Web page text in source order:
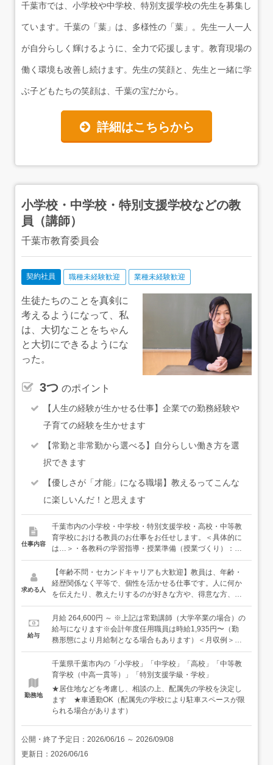
千葉市では、小学校や中学校、特別支援学校の先生を募集し
ています。千葉の「葉」は、多様性の「葉」。先生一人一人
が自分らしく輝けるように、全力で応援します。教育現場の
働く環境も改善し続けます。先生の笑顔と、先生と一緒に学
ぶ子どもたちの笑顔は、千葉の宝だから。
詳細はこちらから
小学校・中学校・特別支援学校などの教
員（講師）
千葉市教育委員会
契約社員 職種未経験歓迎 業種未経験歓迎
生徒たちのことを真剣に
考えるようになって、私
は、大切なことをちゃん
と大切にできるようにな
った。
3つ のポイント
【人生の経験が生かせる仕事】企業での勤務経験や
子育ての経験を生かせます
【常勤と非常勤から選べる】自分らしい働き方を選
択できます
【優しさが「才能」になる職場】教えるってこんな
に楽しいんだ！と思えます
仕事内容
千葉市内の小学校・中学校・特別支援学校・高校・中等教
育学校における教員のお仕事をお任せします。＜具体的に
は…＞・各教科の学習指導・授業準備（授業づくり）：教
材準備、プリント作成など・生徒指導 など★講師は常勤
と非常勤から選ぶことができ、常勤の場合は担任になるこ
ともあります。★希望された方は特別支援学級の担当をす
ることもあります。毎日笑顔がいっぱいで楽しい仕事で
じ学年の先生が近くの席にいるので、わからないことなど
があれば何でもすぐに聞くことができます。何しろ、みん
な先生なので教えるのが上手。ITに強い先生なども必ずい
いって、初めから何でもできる必要はありません。わから
ないことは何でも先輩先生に聞いて、一歩一歩、あなたら
しい「先生」になっていってください。しっかりとサポー
トしていきます。
求める人
【年齢不問・セカンドキャリアも大歓迎】教員は、年齢・
経歴関係なく平等で、個性を活かせる仕事です。人に何か
を伝えたり、教えたりするのが好きな方や、得意な方、ぜ
ひ、その才能を教育の現場で生かしてください。＜必須
＞・教育職員免許状をお持ちの方（小・中・高・特支、い
ずれの免許でも結構です）★近年、40代、50代で教職を始
める方がとても多くなっています。★2022年に「教員免許
度）」は廃止されたため、更新講習を受けていなくても免
許は有効の可能性が高いです。ご心配な方はお気軽にお問
「講師」から始めたいという方…教員採用試験に合格して
いなくても、「講師」ならすぐに教員の仕事を始めること
ができます。もちろん、講師から教諭になることも可能で
す。・民間企業でのお仕事の経験がある方…企業でのお仕
事で経験されてきた「仮説立て」や「業務設計」などが
くりができると思います。・教員としての実務経験がある
給与
月給 264,600円 ～ ※上記は常勤講師（大学卒業の場合）の
給与になります※会計年度任用職員は時給1,935円〜（勤
務形態により月給制となる場合もあります）＜月収例＞◆
月収31万8,526円～／常勤講師（週5日・38時間45分勤務
の例） ※地域手当等を含みます ※大学卒業の場合にな
ります◆月収22万5,746円～／会計年度任用職員（週5日・
29時間勤務の例）※上記に加えて、要件に応じて期末・勤
勉手当（賞与）ほか各種手当が支給されます（期末・勤勉
手当は週15時間30分以上の勤務で6ヶ月以上任用されてい
る方に支給されます）
勤務地
千葉県千葉市内の「小学校」「中学校」「高校」「中等教
育学校（中高一貫等）」「特別支援学級・学校」
★居住地などを考慮し、相談の上、配属先の学校を決定し
ます ★車通勤OK（配属先の学校により駐車スペースが限
られる場合があります）
公開・終了予定日： 2026/06/16 ～ 2026/09/08
更新日： 2026/06/16